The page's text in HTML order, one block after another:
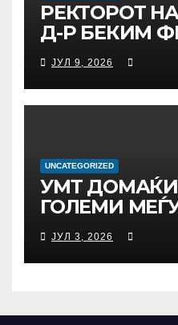
РЕКТОРОТ
Д-Р БЕКИМ
ОДРЖА
СО
ТУРЦИЈА,
ЈУЛ 9, 2026
UNCATEGORIZED
УMТ
ГОЛЕМИ
НАУЧНИ
РЕКТОРОТ
РАБОТНА
ЈУЛ 3, 2026